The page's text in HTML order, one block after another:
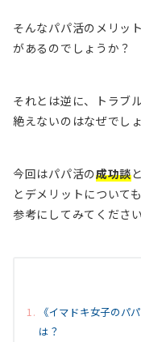
そんなパパ活のメリッ
があるのでしょうか？
それとは逆に、トラブ
絶えないのはなぜでし
今回はパパ活の成功談と
とデメリットについて
参考にしてみてくださ
《イマドキ女子のパ
は？